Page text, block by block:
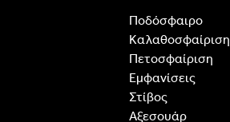
Ποδόσφαιρο
Καλαθοσφαίριση
Πετοσφαίριση
Εμφανίσεις
Στίβος
Αξεσουάρ